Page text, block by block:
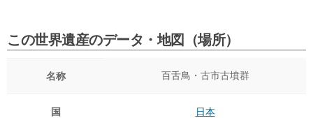
この世界遺産のデータ・地図（場所）
名称 百舌鳥・古市古墳群
国 日本